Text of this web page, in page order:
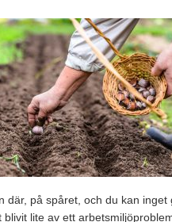
på spåret, och du kan inget
lite av ett